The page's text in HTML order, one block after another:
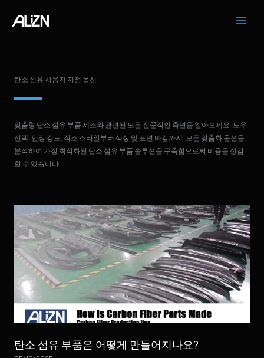
탄소 섬유 사용자 지정 옵션
맞춤형 탄소 섬유 부품 제조와 관련된 모든 전문적인 측면을 알아보세요. 토우
선택, 인장 강도, 직조 스타일부터 색상 및 표면 마감까지. 모든 맞춤화 옵션을
분석하여 가장 최적화된 탄소 섬유 부품 솔루션을 구축함으로써 비용을 절감
할 수 있습니다.
탄소 섬유 부품은 어떻게 만들어지나요?